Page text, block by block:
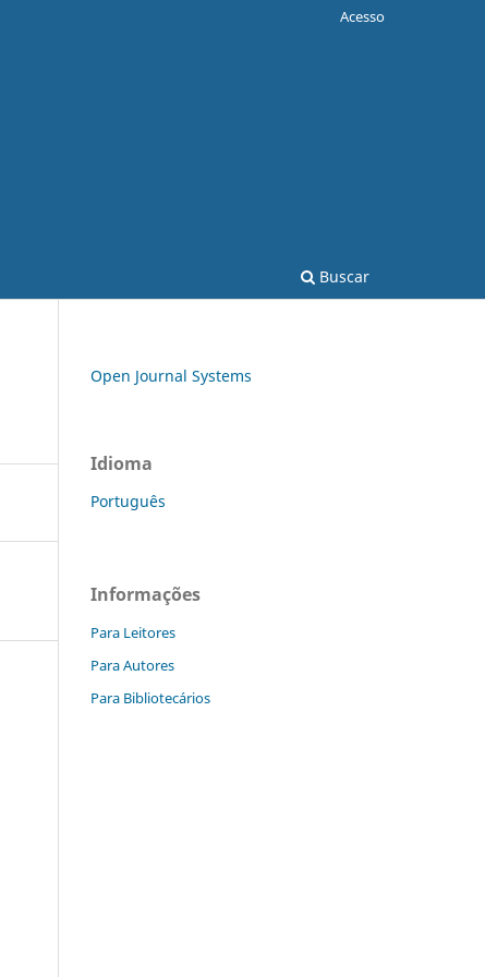
Buscar
Acesso
Open Journal Systems
Idioma
Português
Informações
Para Leitores
Para Autores
Para Bibliotecários